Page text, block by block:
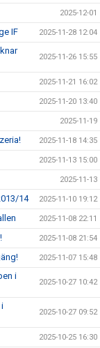
2025-12-01
IF 2025-11-28 12:04
2025-11-26 15:55
2025-11-21 16:02
2025-11-20 13:40
2025-11-19
2025-11-18 14:35
2025-11-13 15:00
2025-11-13
14 2025-11-10 19:12
2025-11-08 22:11
2025-11-08 21:54
2025-11-07 15:48
i
2025-10-27 10:42
i
2025-10-27 09:52
2025-10-25 16:30